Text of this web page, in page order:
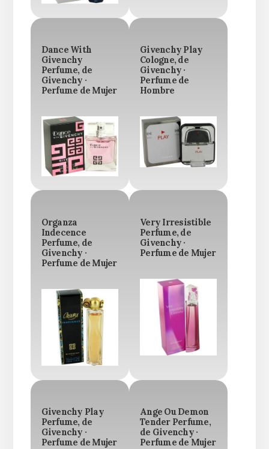
Dance With
Givenchy
Perfume, de
Givenchy ·
Perfume de Mujer
Givenchy Play
Cologne, de
Givenchy ·
Perfume de
Hombre
Organza
Indecence
Perfume, de
Givenchy ·
Perfume de Mujer
Very Irresistible
Perfume, de
Givenchy ·
Perfume de Mujer
Givenchy Play
Perfume, de
Givenchy ·
Perfume de Mujer
Ange Ou Demon
Tender Perfume,
de Givenchy ·
Perfume de Mujer